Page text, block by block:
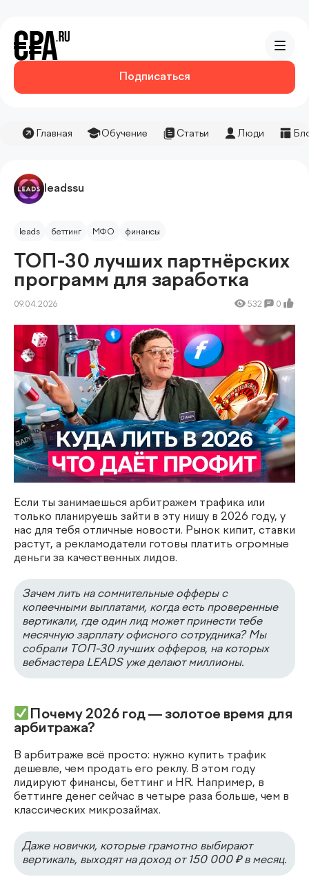
Подписаться
Главная Обучение Статьи Люди
leadssu
leads беттинг МФО финансы
ТОП-30 лучших партнёрских
программ для заработка
09.04.2026 532 0
Если ты занимаешься арбитражем трафика или
только планируешь зайти в эту нишу в 2026 году, у
нас для тебя отличные новости. Рынок кипит, ставки
растут, а рекламодатели готовы платить огромные
деньги за качественных лидов.
Зачем лить на сомнительные офферы с
копеечными выплатами, когда есть проверенные
вертикали, где один лид может принести тебе
месячную зарплату офисного сотрудника? Мы
собрали ТОП-30 лучших офферов, на которых
вебмастера LEADS уже делают миллионы.
Почему 2026 год — золотое время для
арбитража?
В арбитраже всё просто: нужно купить трафик
дешевле, чем продать его реклу. В этом году
лидируют финансы, беттинг и HR. Например, в
беттинге денег сейчас в четыре раза больше, чем в
классических микрозаймах.
Даже новички, которые грамотно выбирают
вертикаль, выходят на доход от 150 000 ₽ в месяц.